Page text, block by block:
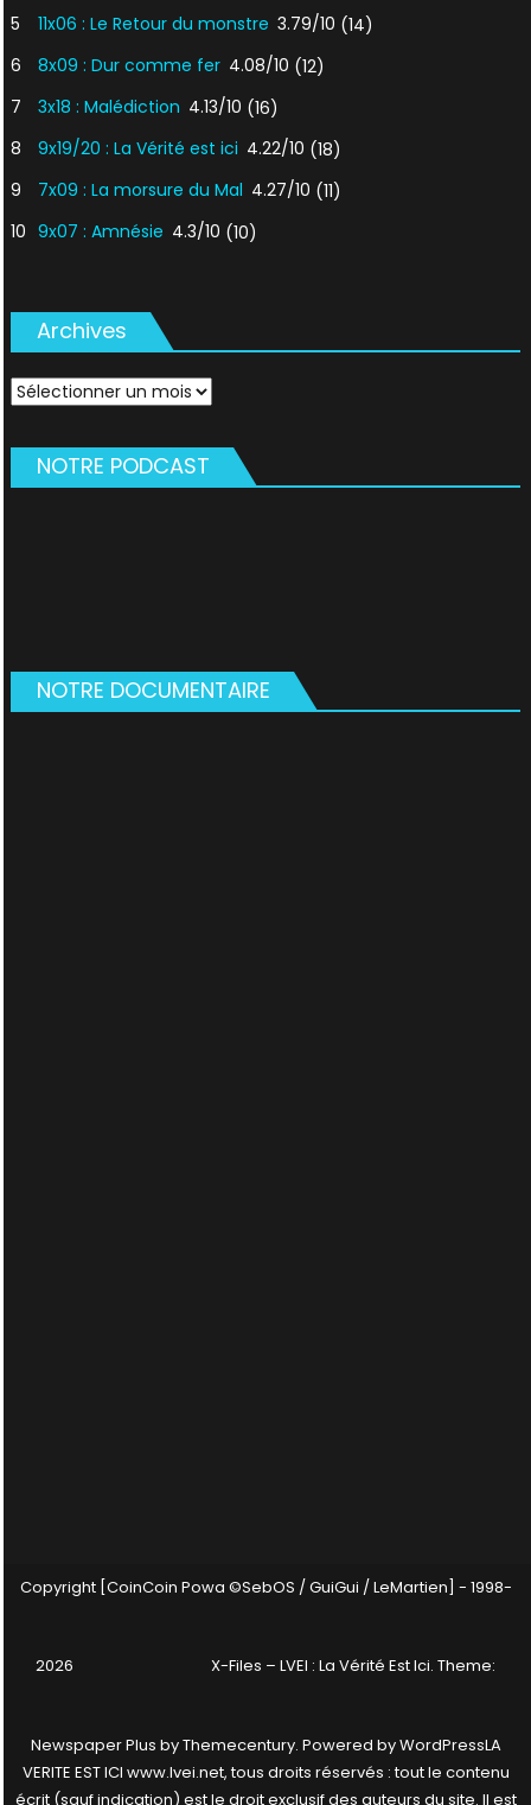
5
11x06 : Le Retour du monstre 3.79/10 (14)
6
8x09 : Dur comme fer 4.08/10 (12)
7
3x18 : Malédiction 4.13/10 (16)
8
9x19/20 : La Vérité est ici 4.22/10 (18)
9
7x09 : La morsure du Mal 4.27/10 (11)
10 9x07 : Amnésie 4.3/10 (10)
Archives
Archives
NOTRE PODCAST
NOTRE DOCUMENTAIRE
Copyright [CoinCoin Powa ©SebOS / GuiGui / LeMartien] - 1998-
2026 X-Files – LVEI : La Vérité Est Ici. Theme:
Newspaper Plus byThemecentury. Powered byWordPressLA
VERITE EST ICI www.lvei.net, tous droits réservés : tout le contenu
écrit (sauf indication) est le droit exclusif des auteurs du site. Il est